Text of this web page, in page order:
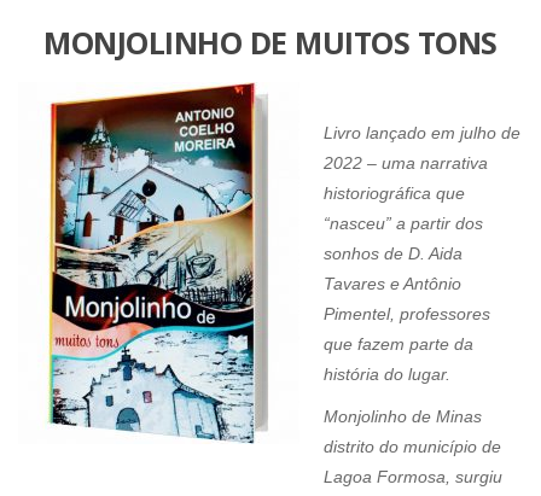
MONJOLINHO DE MUITOS TONS
Livro lançado em julho de
2022 – uma narrativa
historiográfica que
“nasceu” a partir dos
sonhos de D. Aida
Tavares e Antônio
Pimentel, professores
que fazem parte da
história do lugar.
Monjolinho de Minas
distrito do município de
Lagoa Formosa, surgiu